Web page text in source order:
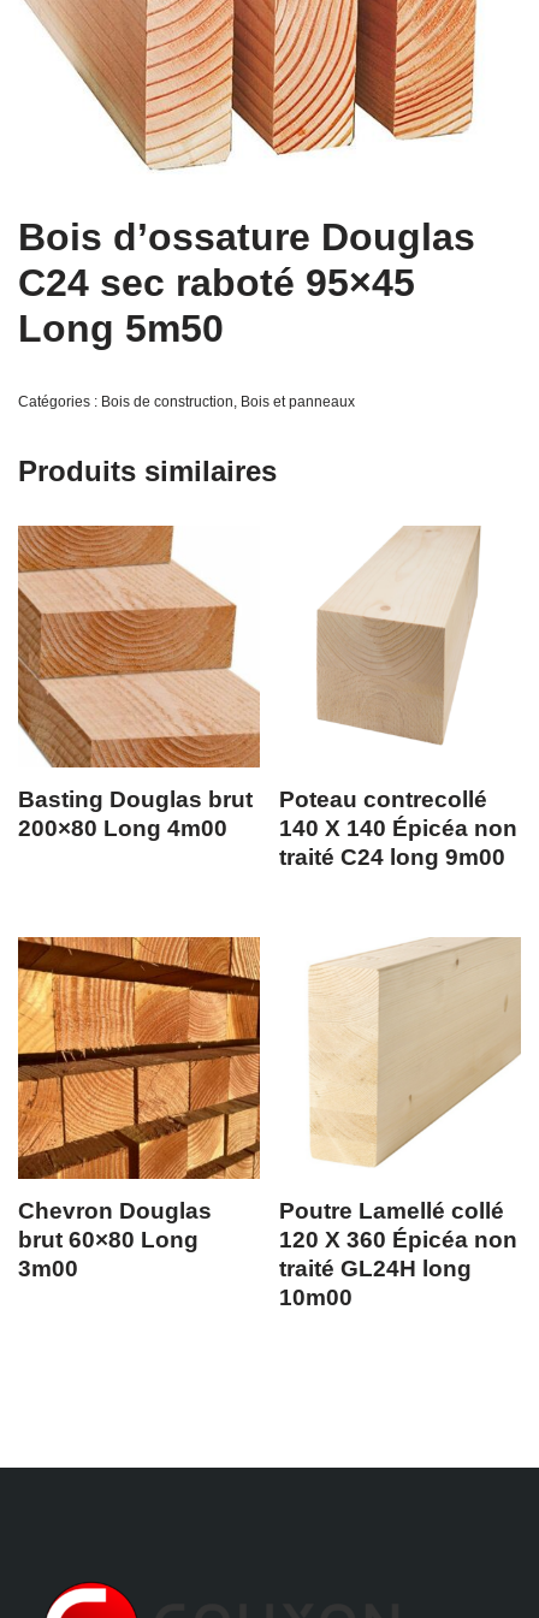
Bois d’ossature Douglas
C24 sec raboté 95×45
Long 5m50
Catégories : Bois de construction, Bois et panneaux
Produits similaires
Basting Douglas brut
200×80 Long 4m00
Poteau contrecollé
140 X 140 Épicéa non
traité C24 long 9m00
Chevron Douglas
brut 60×80 Long
3m00
Poutre Lamellé collé
120 X 360 Épicéa non
traité GL24H long
10m00